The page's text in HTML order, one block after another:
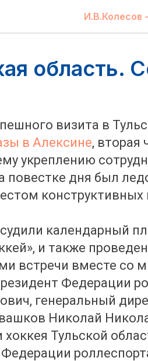
И.В.Колесов
область.
визита в
в Алексине, вторая
укреплению
повестке дня был
конструктивных
календарный
и также
встречи вместе со
Федерации
генеральный
Николай
Тульской